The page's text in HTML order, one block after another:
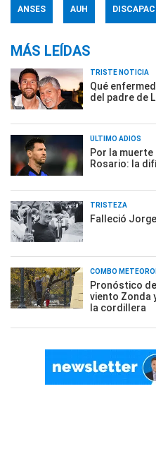
ANSES AUH
MÁS LEÍDAS
TRISTE NOTICIA
Qué
del padre de
ÚLTIMO ADIÓS
Por la muerte
Rosario: la
TRISTEZA
Falleció
COMBO
Pronóstico
viento Zonda
la cordillera